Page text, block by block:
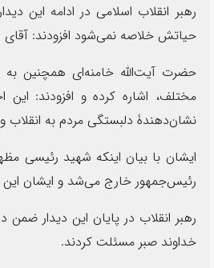
رهبر انقلاب اسلامی در ادامه این
حیاتش خلاصه نمی‌شود افزودند: آقای
حضرت آیت‌الله خامنه‌ای همچنین
مختلف، اشاره کرده و افزودند:
نشان‌دهندۀ دلبستگی مردم به
ایشان با بیان اینکه شهید رئیسی
رئیس‌جمهور خارج می‌شد و ایشان این
رهبر انقلاب در پایان این دیدار
خداوند صبر مسئلت کردند.